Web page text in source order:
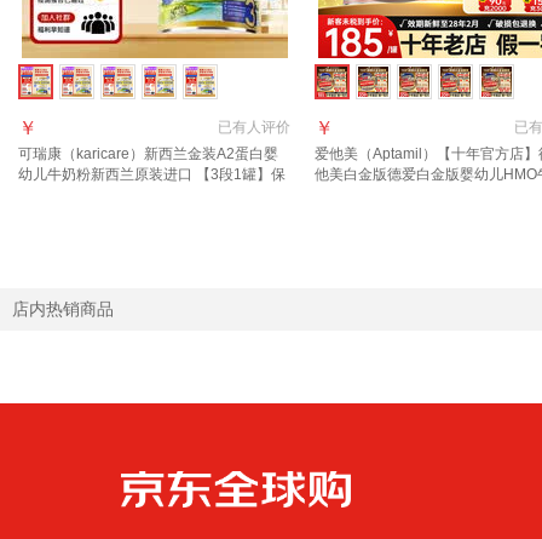
已有人评价
￥
可瑞康（karicare）新西兰金装A2蛋白婴
幼儿牛奶粉新西兰原装进口 【3段1罐】保
已有
￥
爱他美（Aptamil）【十年官方店】
他美白金版德爱白金版婴幼儿HMO
店内热销商品